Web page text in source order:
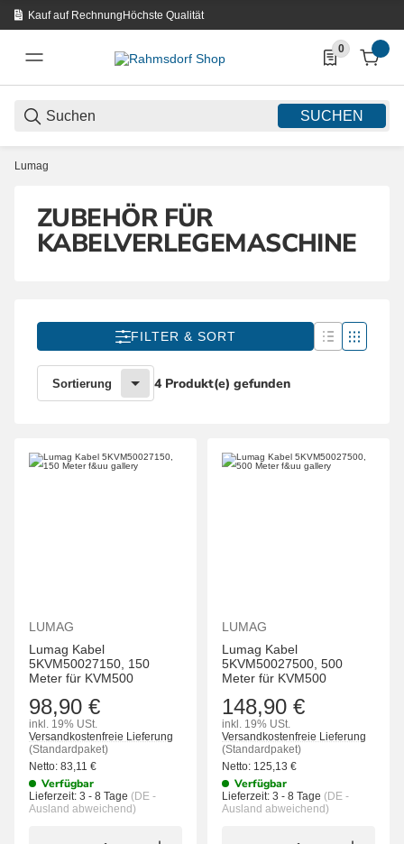
Kauf auf RechnungHöchste Qualität
SUCHEN
0
0 Produkte in
Lumag
ZUBEHÖR FÜR
KABELVERLEGEMASCHINE
FILTER & SORT
Sortierung 4 Produkt(e) gefunden
LUMAG
Lumag Kabel
5KVM50027150, 150
Meter für KVM500
98,90 €
inkl. 19% USt.
Versandkostenfreie Lieferung
(Standardpaket)
Netto: 83,11 €
Verfügbar
Lieferzeit: 3 - 8 Tage (DE -
Ausland abweichend)
LUMAG
Lumag Kabel
5KVM50027500, 500
Meter für KVM500
148,90 €
inkl. 19% USt.
Versandkostenfreie Lieferung
(Standardpaket)
Netto: 125,13 €
Verfügbar
Lieferzeit: 3 - 8 Tage (DE -
Ausland abweichend)